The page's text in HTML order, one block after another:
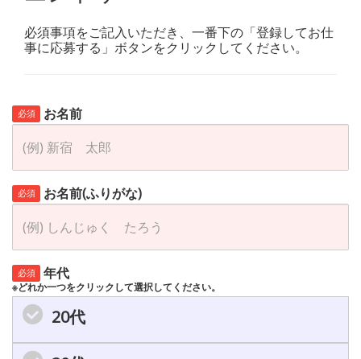
必須事項をご記入いただき、一番下の「登録してお仕
事に応募する」ボタンをクリックしてください。
必須 お名前
必須 お名前(ふりがな)
必須 年代
※どれか一つをクリックして選択してください。
20代